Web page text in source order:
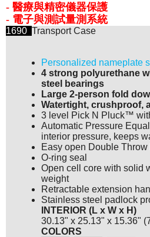
- 醫療與精密儀器保護
- 電子與測試量測系統
1690 Transport Case
Personalized nameplate
4 strong polyurethane
steel bearings
Large 2-person fold
Watertight, crushproof,
3 level Pick N Pluck™
Automatic Pressure
interior pressure, keeps
Easy open Double Throw
O-ring seal
Open cell core with solid
weight
Retractable extension
Stainless steel padlock
INTERIOR (L x W x H)
30.13" x 25.13" x 15.36"
COLORS